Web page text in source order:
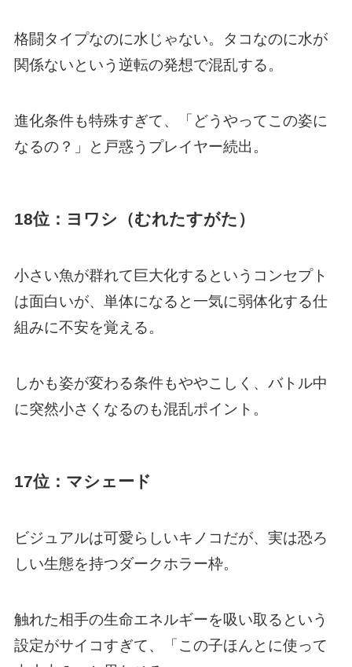
格闘タイプなのに水じゃない。タコなのに水が
関係ないという逆転の発想で混乱する。
進化条件も特殊すぎて、「どうやってこの姿に
なるの？」と戸惑うプレイヤー続出。
18位：ヨワシ（むれたすがた）
小さい魚が群れて巨大化するというコンセプト
は面白いが、単体になると一気に弱体化する仕
組みに不安を覚える。
しかも姿が変わる条件もややこしく、バトル中
に突然小さくなるのも混乱ポイント。
17位：マシェード
ビジュアルは可愛らしいキノコだが、実は恐ろ
しい生態を持つダークホラー枠。
触れた相手の生命エネルギーを吸い取るという
設定がサイコすぎて、「この子ほんとに使って